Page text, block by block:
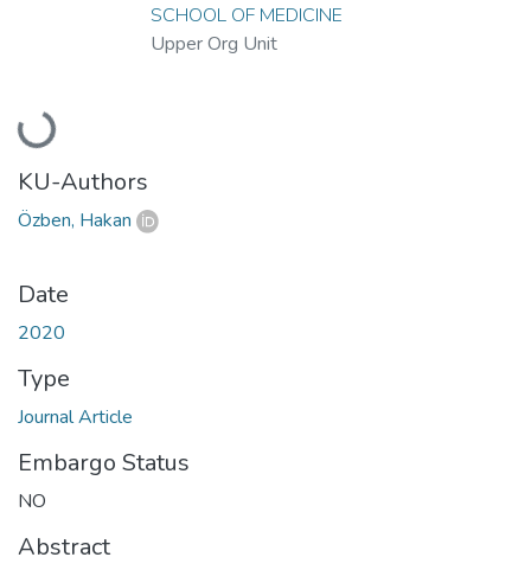
Loading...
SCHOOL OF MEDICINE
Upper Org Unit
KU-Authors
Özben, Hakan
Date
2020
Type
Journal Article
Embargo Status
NO
Abstract